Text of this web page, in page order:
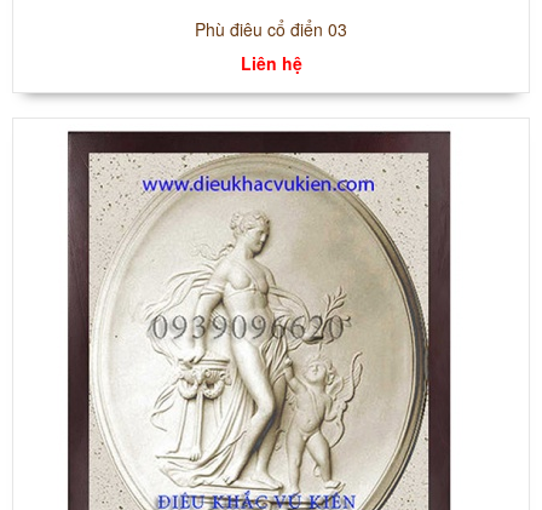
Phù điêu cổ điển 03
Liên hệ